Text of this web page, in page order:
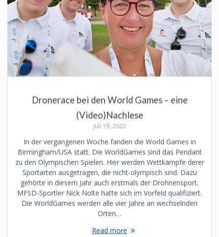
Dronerace bei den World Games – eine
(Video)Nachlese
Juli 19, 2022
In der vergangenen Woche fanden die World Games in
Birmingham/USA statt. Die WorldGames sind das Pendant
zu den Olympischen Spielen. Hier werden Wettkämpfe derer
Sportarten ausgetragen, die nicht-olympisch sind. Dazu
gehörte in diesem Jahr auch erstmals der Drohnensport.
MFSD-Sportler Nick Nolte hatte sich im Vorfeld qualifiziert.
Die WorldGames werden alle vier Jahre an wechselnden
Orten…
Read more